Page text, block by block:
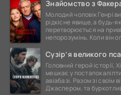
Знайомство з
Молодий чоловік Генрі
рідкісне явище, а будь-
перетворюється на
непорозумінь. Коли він
Сузір’я великого пса
Головний герой історії,
мешкає у
авіабазі. Разом зі
Джаспером, та